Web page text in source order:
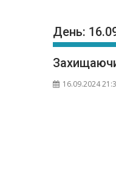
День:
16.09.2024